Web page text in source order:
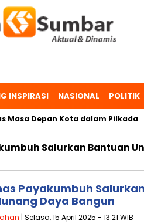
INSPIRASI NASIONAL POLITIK
Depan Kota dalam Pilkada
Salurkan Bantuan
Payakumbuh
Daya Bangun
| Selasa, 15 April 2025 - 13:21 WIB